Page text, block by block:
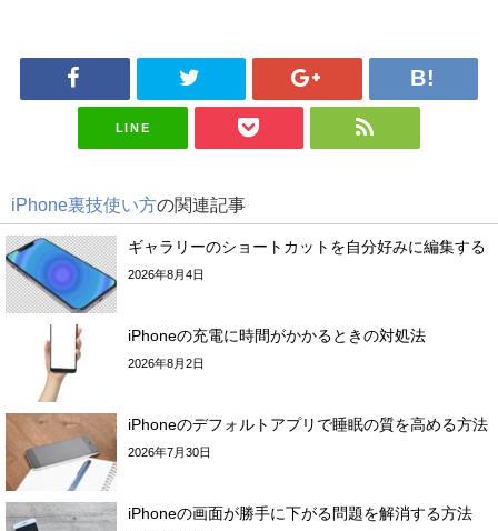
LINE
iPhone裏技使い方の関連記事
ギャラリーのショートカットを自分好みに編集する
2026年8月4日
iPhoneの充電に時間がかかるときの対処法
2026年8月2日
iPhoneのデフォルトアプリで睡眠の質を高める方法
2026年7月30日
iPhoneの画面が勝手に下がる問題を解消する方法